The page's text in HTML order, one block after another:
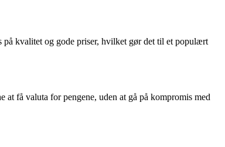
kvalitet og gode priser, hvilket gør det til et populært
få valuta for pengene, uden at gå på kompromis med